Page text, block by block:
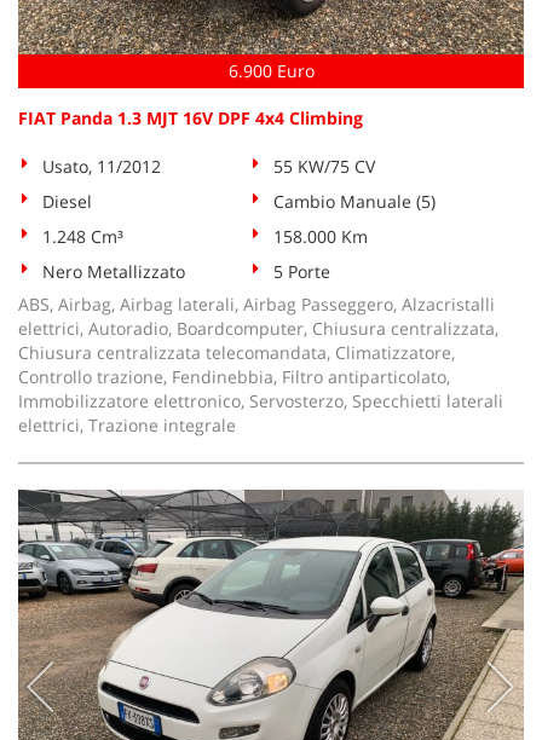
6.900 Euro
FIAT Panda 1.3 MJT 16V DPF 4x4 Climbing
Usato, 11/2012
55 KW/75 CV
Diesel
Cambio Manuale (5)
1.248 Cm³
158.000 Km
Nero Metallizzato
5 Porte
ABS, Airbag, Airbag laterali, Airbag Passeggero, Alzacristalli
elettrici, Autoradio, Boardcomputer, Chiusura centralizzata,
Chiusura centralizzata telecomandata, Climatizzatore,
Controllo trazione, Fendinebbia, Filtro antiparticolato,
Immobilizzatore elettronico, Servosterzo, Specchietti laterali
elettrici, Trazione integrale